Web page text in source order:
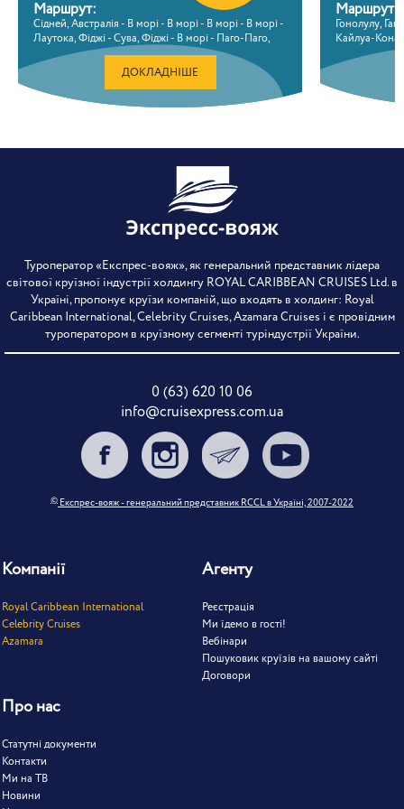
Маршрут:
Сідней, Австралія - В морі - В морі - В морі - В морі -
Лаутока, Фіджі - Сува, Фіджі - В морі - Паго-Паго,
Американське самоа - Лінія зміни дати - Апіа, Самоа
- В морі - В морі - В морі - В морі - В морі - Гонолулу,
ДОКЛАДНІШЕ
Маршрут:
Гонолулу,
Кайлуа-Кона,
В морі -
Туроператор «Експрес-вояж», як генеральний представник лідера
світової круїзної індустрії холдингу ROYAL CARIBBEAN CRUISES Ltd. в
Україні, пропонує круїзи компаній, що входять в холдинг: Royal
Caribbean International, Celebrity Cruises, Azamara Cruises і є провідним
туроператором в круїзному сегменті туріндустрії України.
0 (63) 620 10 06
info@cruisexpress.com.ua
© Експрес-вояж - генеральний представник RCCL в Україні, 2007-2022
Компанії
Royal Caribbean International
Celebrity Cruises
Azamara
Агенту
Реєстрація
Ми їдемо в гості!
Вебінари
Пошуковик круїзів на вашому сайті
Договори
Про нас
Статутні документи
Контакти
Ми на ТВ
Новини